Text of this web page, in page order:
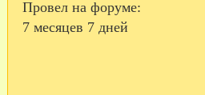
Провел на форуме:
7 месяцев 7 дней